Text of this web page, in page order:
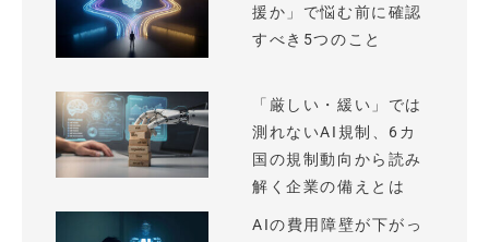
援か」で悩む前に確認
すべき5つのこと
「厳しい・緩い」では
測れないAI規制、6カ
国の規制動向から読み
解く企業の備えとは
AIの費用障壁が下がっ